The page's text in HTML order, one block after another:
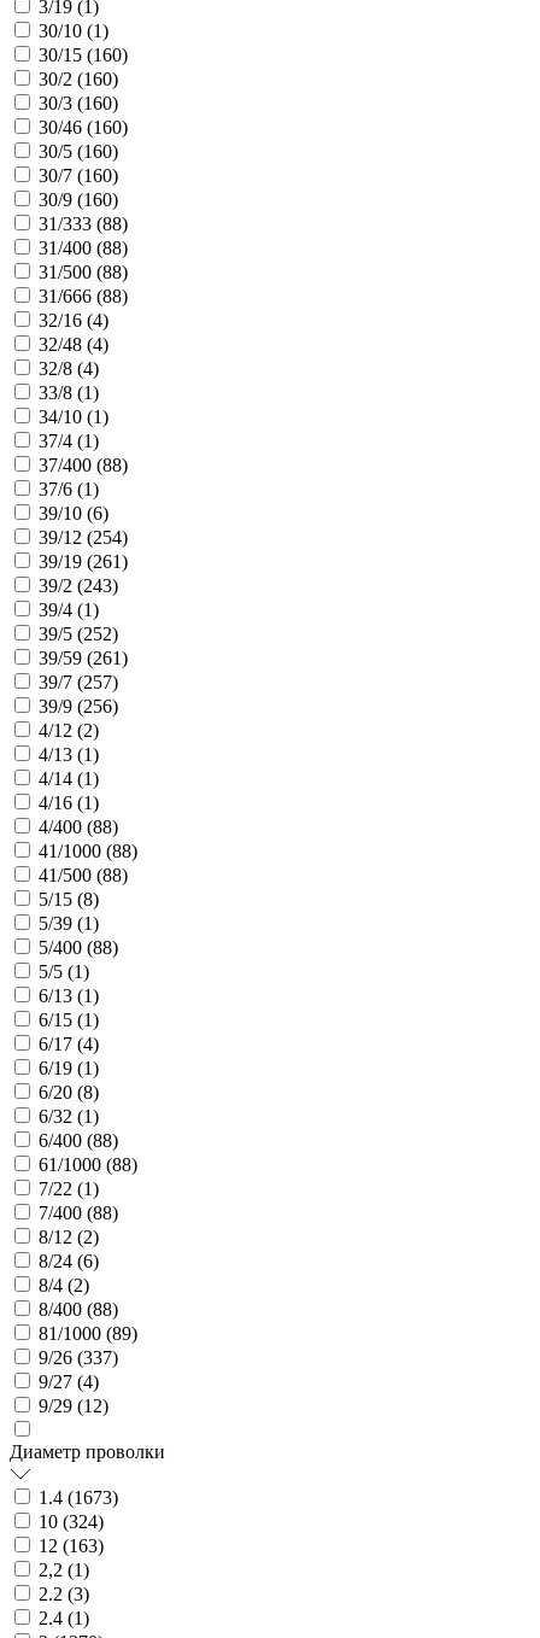
3/19 (1)
30/10 (1)
30/15 (160)
30/2 (160)
30/3 (160)
30/46 (160)
30/5 (160)
30/7 (160)
30/9 (160)
31/333 (88)
31/400 (88)
31/500 (88)
31/666 (88)
32/16 (4)
32/48 (4)
32/8 (4)
33/8 (1)
34/10 (1)
37/4 (1)
37/400 (88)
37/6 (1)
39/10 (6)
39/12 (254)
39/19 (261)
39/2 (243)
39/4 (1)
39/5 (252)
39/59 (261)
39/7 (257)
39/9 (256)
4/12 (2)
4/13 (1)
4/14 (1)
4/16 (1)
4/400 (88)
41/1000 (88)
41/500 (88)
5/15 (8)
5/39 (1)
5/400 (88)
5/5 (1)
6/13 (1)
6/15 (1)
6/17 (4)
6/19 (1)
6/20 (8)
6/32 (1)
6/400 (88)
61/1000 (88)
7/22 (1)
7/400 (88)
8/12 (2)
8/24 (6)
8/4 (2)
8/400 (88)
81/1000 (89)
9/26 (337)
9/27 (4)
9/29 (12)
Диаметр проволки
1.4 (1673)
10 (324)
12 (163)
2,2 (1)
2.2 (3)
2.4 (1)